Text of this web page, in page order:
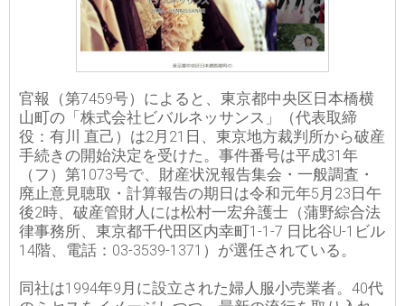
官報（第7459号）によると、東京都中央区日本橋横
山町の「株式会社ビバルネッサンス」（代表取締
役：有川 直己）は2月21日、東京地方裁判所から破産
手続きの開始決定を受けた。事件番号は平成31年
（フ）第1073号で、財産状況報告集会・一般調査・
廃止意見聴取・計算報告の期日は令和元年5月23日午
後2時、破産管財人には松村一宏弁護士（蒲野綜合法
律事務所、東京都千代田区内幸町1-1-7 日比谷U-1ビル
14階、電話：03-3539-1371）が選任されている。
同社は1994年9月に設立された婦人服小売業者。40代